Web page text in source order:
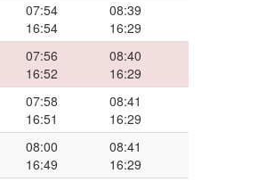
07:54
16:54
08:39
16:29
07:56
16:52
08:40
16:29
07:58
16:51
08:41
16:29
08:00
16:49
08:41
16:29